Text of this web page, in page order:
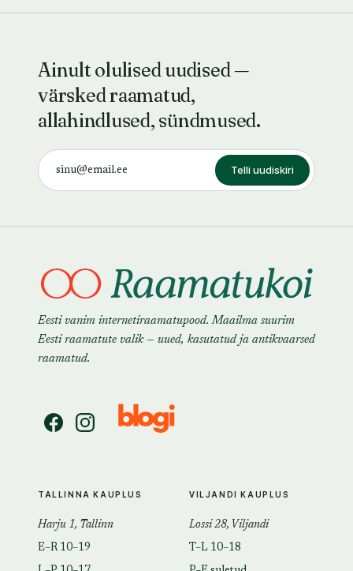
Ainult olulised uudised —
värsked raamatud,
allahindlused, sündmused.
Telli uudiskiri
Eesti vanim internetiraamatupood. Maailma suurim
Eesti raamatute valik — uued, kasutatud ja antikvaarsed
raamatud.
TALLINNA KAUPLUS
Harju 1, Tallinn
E–R 10–19
VILJANDI KAUPLUS
Lossi 28, Viljandi
T–L 10–18